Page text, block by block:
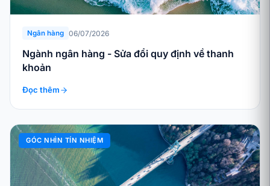
Ngân hàng 06/07/2026
Ngành ngân hàng - Sửa đổi quy định về thanh
khoản
Đọc thêm
GÓC NHÌN TÍN NHIỆM